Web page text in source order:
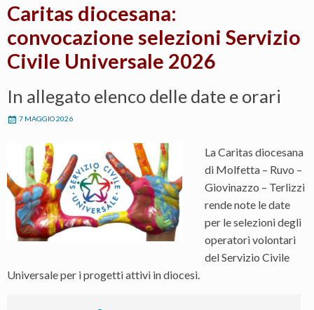
Caritas diocesana:
convocazione selezioni Servizio
Civile Universale 2026
In allegato elenco delle date e orari
7 MAGGIO 2026
La Caritas diocesana
di Molfetta – Ruvo –
Giovinazzo – Terlizzi
rende note le date
per le selezioni degli
operatori volontari
del Servizio Civile
Universale per i progetti attivi in diocesi.